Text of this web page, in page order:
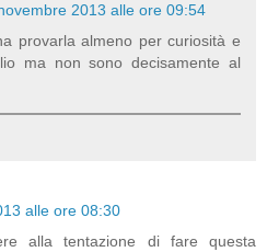
2013 alle ore 09:54
provarla almeno per curiosità e
ma non sono decisamente al
alle ore 08:30
alla tentazione di fare questa